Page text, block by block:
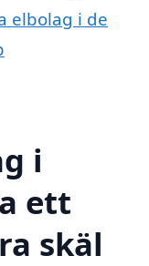
elbolag i de
i
ett
skäl